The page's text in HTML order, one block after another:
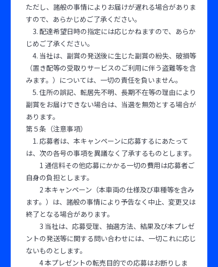
ただし、諸般の事情によりお届けが遅れる場合がありま
すので、あらかじめご了承ください。
3. 配達希望日時の指定には応じかねますので、あらか
じめご了承ください。
4. 当社は、副賞の発送後に生じた副賞の紛失、破損等
（置き配等の受取りサービスのご利用に伴う盗難等を含
みます。）については、一切の責任を負いません。
5. 住所の誤記、転居先不明、長期不在等の理由により
副賞をお届けできない場合は、当選を無効とする場合が
あります。
第５条（注意事項）
1. 応募者は、本キャンペーンに応募するにあたって
は、次の各号の事項を異議なく了承するものとします。
1 通信料その他応募にかかる一切の費用は応募者ご
自身の負担とします。
2 本キャンペーン（本車両の仕様及び車種等を含み
ます。）は、諸般の事情により予告なく中止、変更又は
終了となる場合があります。
3 当社は、応募受理、抽選方法、結果及び本プレゼ
ントの発送等に関する問い合わせには、一切これに応じ
ないものとします。
4 本プレゼントの転売目的での応募はお断りしま